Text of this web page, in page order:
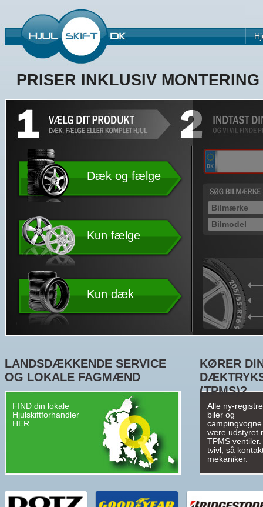
PRISER INKLUSIV
Dæk og fælge
Kun fælge
Kun dæk
LANDSDÆKKENDE SERVICE
OG LOKALE FAGMÆND
FIND din lokale
Hjulskiftforhandler
HER.
KØRER
(TPMS)?
Alle ny-
biler og
campingvogne
være udstyret
TPMS
tvivl, så
mekaniker.